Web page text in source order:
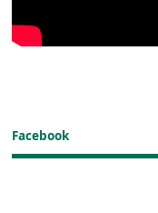
Facebook